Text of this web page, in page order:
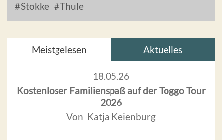
Stokke
Thule
Meistgelesen Aktuelles
18.05.26
Kostenloser Familienspaß auf der Toggo Tour
2026
Von Katja Keienburg